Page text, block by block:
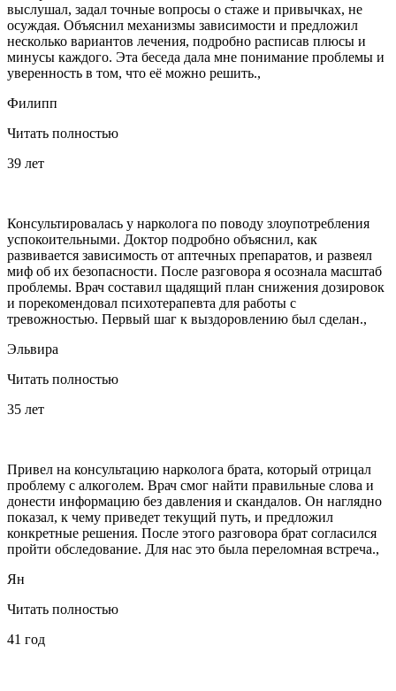
выслушал, задал точные вопросы о стаже и привычках, не
осуждая. Объяснил механизмы зависимости и предложил
несколько вариантов лечения, подробно расписав плюсы и
минусы каждого. Эта беседа дала мне понимание проблемы и
уверенность в том, что её можно решить.,
Филипп
Читать полностью
39 лет
Консультировалась у нарколога по поводу злоупотребления
успокоительными. Доктор подробно объяснил, как
развивается зависимость от аптечных препаратов, и развеял
миф об их безопасности. После разговора я осознала масштаб
проблемы. Врач составил щадящий план снижения дозировок
и порекомендовал психотерапевта для работы с
тревожностью. Первый шаг к выздоровлению был сделан.,
Эльвира
Читать полностью
35 лет
Привел на консультацию нарколога брата, который отрицал
проблему с алкоголем. Врач смог найти правильные слова и
донести информацию без давления и скандалов. Он наглядно
показал, к чему приведет текущий путь, и предложил
конкретные решения. После этого разговора брат согласился
пройти обследование. Для нас это была переломная встреча.,
Ян
Читать полностью
41 год